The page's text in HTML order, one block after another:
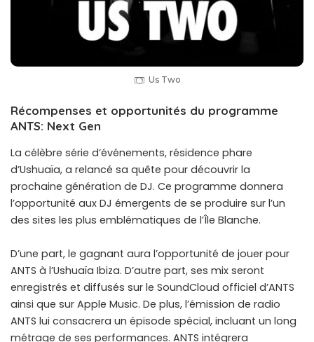
Us Two
Récompenses et opportunités du programme
ANTS: Next Gen
La célèbre série d’événements, résidence phare
d’Ushuaïa, a relancé sa quête pour découvrir la
prochaine génération de DJ. Ce programme donnera
l’opportunité aux DJ émergents de se produire sur l’un
des sites les plus emblématiques de l’Île Blanche.
D’une part, le gagnant aura l’opportunité de jouer pour
ANTS à l’Ushuaïa Ibiza. D’autre part, ses mix seront
enregistrés et diffusés sur le SoundCloud officiel d’ANTS
ainsi que sur Apple Music. De plus, l’émission de radio
ANTS lui consacrera un épisode spécial, incluant un long
métrage de ses performances. ANTS intégrera